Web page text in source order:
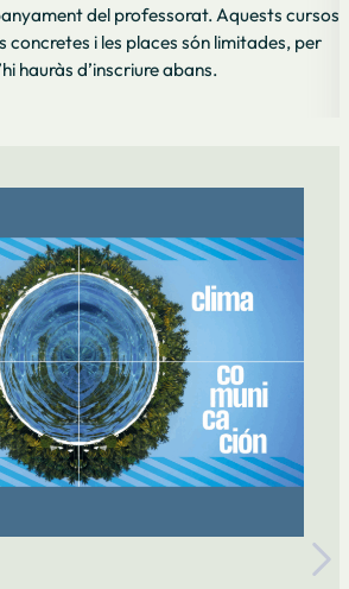
del professorat. Aquests cursos
concretes i les places són limitades, per
hauràs d’inscriure abans.